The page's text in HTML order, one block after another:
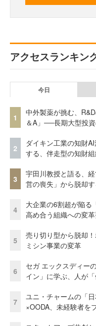
アクセスランキン
今日
1
中外製薬が挑む、
＆A」──長期大型投
2
ダイキン工業の知財
する、伴走型の知財
3
宇田川教授と語る、
営の喪失」から脱却
4
大企業の6割超が陥る
高め合う組織への変
5
売り切り型から脱却
ミシン事業の変革
6
セガ エックスディー
イン」に学ぶ、人が
7
ユニ・チャームの「
×OODA、未経験者を